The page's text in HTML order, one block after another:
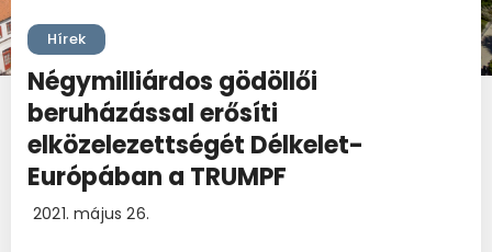
Hírek
Négymilliárdos gödöllői
beruházással erősíti
elközelezettségét Délkelet-
Európában a TRUMPF
2021. május 26.